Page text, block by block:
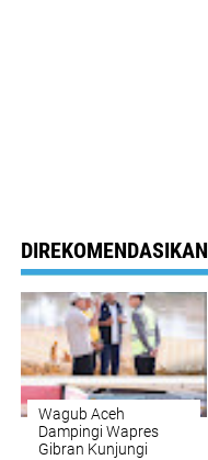
DIREKOMENDASIKAN
Wagub Aceh
Dampingi Wapres
Gibran Kunjungi